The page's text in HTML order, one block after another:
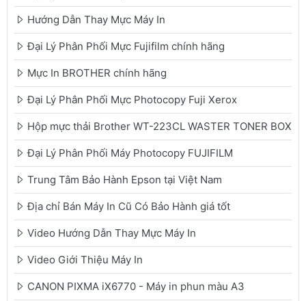
Hướng Dẫn Thay Mực Máy In
Đại Lý Phân Phối Mực Fujifilm chính hãng
Mực In BROTHER chính hãng
Đại Lý Phân Phối Mực Photocopy Fuji Xerox
Hộp mực thải Brother WT-223CL WASTER TONER BOX
Đại Lý Phân Phối Máy Photocopy FUJIFILM
Trung Tâm Bảo Hành Epson tại Việt Nam
Địa chỉ Bán Máy In Cũ Có Bảo Hành giá tốt
Video Hướng Dẫn Thay Mực Máy In
Video Giới Thiệu Máy In
CANON PIXMA iX6770 - Máy in phun màu A3